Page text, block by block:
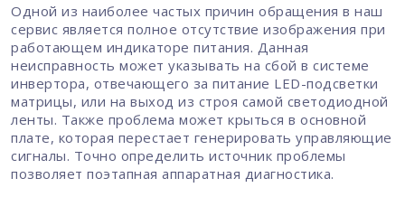
Одной из наиболее частых причин обращения в наш
сервис является полное отсутствие изображения при
работающем индикаторе питания. Данная
неисправность может указывать на сбой в системе
инвертора, отвечающего за питание LED-подсветки
матрицы, или на выход из строя самой светодиодной
ленты. Также проблема может крыться в основной
плате, которая перестает генерировать управляющие
сигналы. Точно определить источник проблемы
позволяет поэтапная аппаратная диагностика.